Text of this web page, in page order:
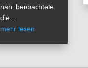
nah, beobachtete
die…
mehr lesen